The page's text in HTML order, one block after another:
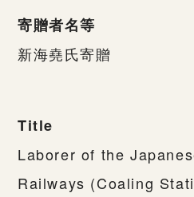
寄贈者名等
新海堯氏寄贈
Title
Laborer of the
Railways (Coaling